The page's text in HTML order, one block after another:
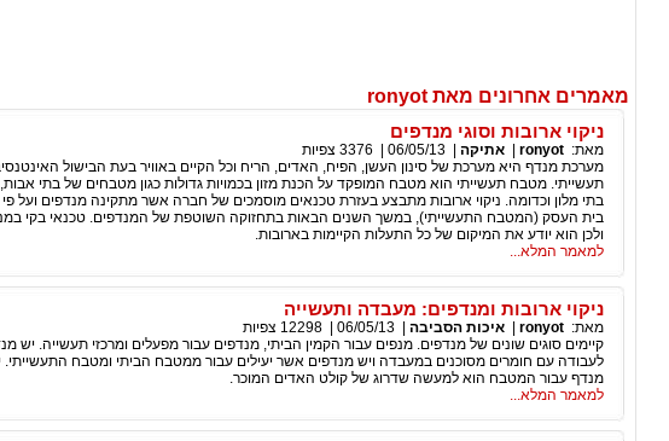
מאמרים אחרונים מאת ronyot
ניקוי ארובות וסוגי מנדפים
מאת: ronyot אתיקה 06/05/13
3376 צפיות
מערכת מנדף היא מערכת של סינון העשן, הפיח, האדים, הריח וכל הקיים באוויר בעת הבישול
תעשייתי. מטבח תעשייתי הוא מטבח המופקד על הכנת מזון בכמויות גדולות כגון מטבחים של בתי
בתי מלון וכדומה. ניקוי ארובות מתבצע בעזרת טכנאים מוסמכים של חברה אשר מתקינה מנדפים ועל
בית העסק (המטבח התעשייתי), במשך השנים הבאות בתחזוקה השוטפת של המנדפים. טכנאי בקי
ולכן הוא יודע את המיקום של כל התעלות הקיימות בארובות.
למאמר המלא...
ניקוי ארובות ומנדפים: מעבדה ותעשייה
מאת: ronyot איכות הסביבה 06/05/13
12298 צפיות
קיימים סוגים שונים של מנדפים. מנפים עבור הקמין הביתי, מנדפים עבור מפעלים ומרכזי תעשייה. יש
לעבודה עם חומרים מסוכנים במעבדה ויש מנדפים אשר יעילים עבור ממטבח הביתי ומטבח התעשייתי.
מנדף עבור המטבח הוא למעשה שדרוג של קולט האדים המוכר.
למאמר המלא...